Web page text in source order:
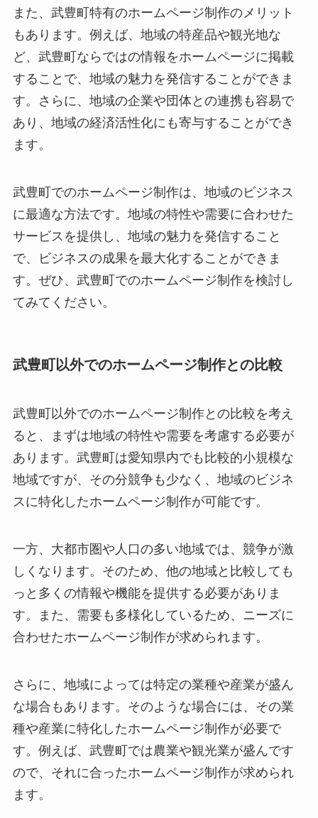
また、武豊町特有のホームページ制作のメリット
もあります。例えば、地域の特産品や観光地な
ど、武豊町ならではの情報をホームページに掲載
することで、地域の魅力を発信することができま
す。さらに、地域の企業や団体との連携も容易で
あり、地域の経済活性化にも寄与することができ
ます。
武豊町でのホームページ制作は、地域のビジネス
に最適な方法です。地域の特性や需要に合わせた
サービスを提供し、地域の魅力を発信すること
で、ビジネスの成果を最大化することができま
す。ぜひ、武豊町でのホームページ制作を検討し
てみてください。
武豊町以外でのホームページ制作との比較
武豊町以外でのホームページ制作との比較を考え
ると、まずは地域の特性や需要を考慮する必要が
あります。武豊町は愛知県内でも比較的小規模な
地域ですが、その分競争も少なく、地域のビジネ
スに特化したホームページ制作が可能です。
一方、大都市圏や人口の多い地域では、競争が激
しくなります。そのため、他の地域と比較しても
っと多くの情報や機能を提供する必要がありま
す。また、需要も多様化しているため、ニーズに
合わせたホームページ制作が求められます。
さらに、地域によっては特定の業種や産業が盛ん
な場合もあります。そのような場合には、その業
種や産業に特化したホームページ制作が必要で
す。例えば、武豊町では農業や観光業が盛んです
ので、それに合ったホームページ制作が求められ
ます。